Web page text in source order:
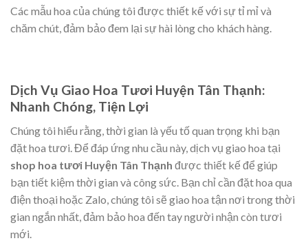
Các mẫu hoa của chúng tôi được thiết kế với sự tỉ mỉ và
chăm chút, đảm bảo đem lại sự hài lòng cho khách hàng.
Dịch Vụ Giao Hoa Tươi Huyện Tân Thạnh:
Nhanh Chóng, Tiện Lợi
Chúng tôi hiểu rằng, thời gian là yếu tố quan trọng khi bạn
đặt hoa tươi. Để đáp ứng nhu cầu này, dịch vụ giao hoa tại
shop hoa tươi Huyện Tân Thạnh được thiết kế để giúp
bạn tiết kiệm thời gian và công sức. Bạn chỉ cần đặt hoa qua
điện thoại hoặc Zalo, chúng tôi sẽ giao hoa tận nơi trong thời
gian ngắn nhất, đảm bảo hoa đến tay người nhận còn tươi
mới.